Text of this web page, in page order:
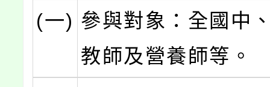
(一) 參與對象：全國中
教師及營養師等。